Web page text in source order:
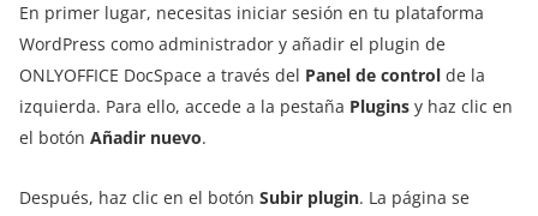
En primer lugar, necesitas iniciar sesión en tu plataforma
WordPress como administrador y añadir el plugin de
ONLYOFFICE DocSpace a través del Panel de control de la
izquierda. Para ello, accede a la pestaña Plugins y haz clic en
el botón Añadir nuevo.
Después, haz clic en el botón Subir plugin. La página se